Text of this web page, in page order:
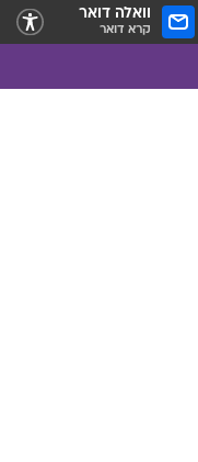
וואלה דואר
קרא דואר